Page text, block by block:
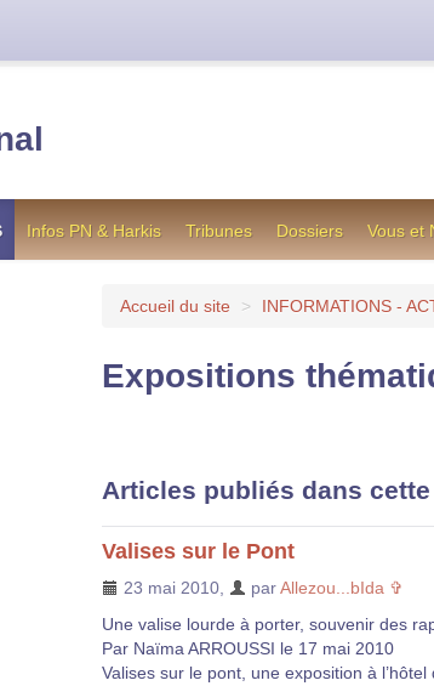
Infos PN & Harkis Tribunes Dossiers Vous et
Accueil du site > INFORMATIONS -
Expositions
Articles publiés dans
Valises sur le Pont
23 mai 2010 parAllezou...bIda ✞
Une valise lourde à porter, souvenir des
Par Naïma ARROUSSI le 17 mai 2010
Valises sur le pont, une exposition à
l’ancienne formule utilisée jusqu’en octobre